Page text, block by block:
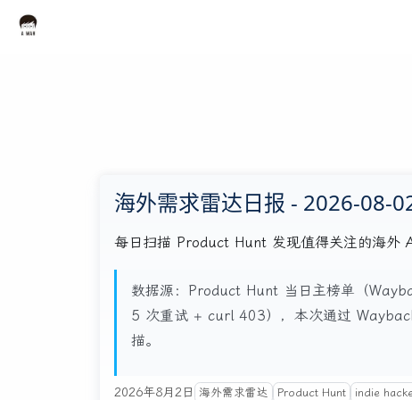
海外需求雷达日报 - 2026-08-
每日扫描 Product Hunt 发现值得关注的海外
数据源：Product Hunt 当日主榜单（
5 次重试 + curl 403），本次通过
描。
2026年8月2日 海外需求雷达 Product Hunt indie